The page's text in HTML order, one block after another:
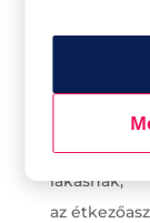
Tedd
ebben az
csillárral.
kedves
az